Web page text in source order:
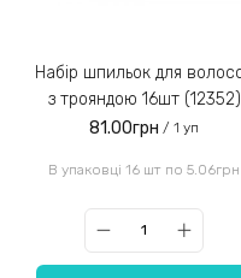
Набір шпильок для волосся
з трояндою 16шт (12352)
81.00грн / 1 уп
В упаковці 16 шт по 5.06грн